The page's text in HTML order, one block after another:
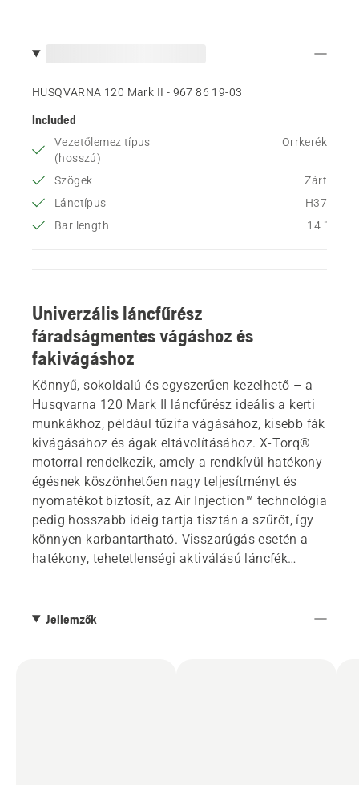
HUSQVARNA 120 Mark II - 967 86 19‑03
Included
Vezetőlemez típus
(hosszú)
Orrkerék
Szögek
Zárt
Lánctípus
H37
Bar length
14 "
Univerzális láncfűrész
fáradságmentes vágáshoz és
fakivágáshoz
Könnyű, sokoldalú és egyszerűen kezelhető – a
Husqvarna 120 Mark II láncfűrész ideális a kerti
munkákhoz, például tűzifa vágásához, kisebb fák
kivágásához és ágak eltávolításához. X-Torq®
motorral rendelkezik, amely a rendkívül hatékony
égésnek köszönhetően nagy teljesítményt és
nyomatékot biztosít, az Air Injection™ technológia
pedig hosszabb ideig tartja tisztán a szűrőt, így
könnyen karbantartható. Visszarúgás esetén a
hatékony, tehetetlenségi aktiválású láncfék
Jellemzők